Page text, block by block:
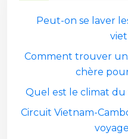
Peut-on se laver
Comment trouver
chère
Quel est le climat
Circuit Vietnam-